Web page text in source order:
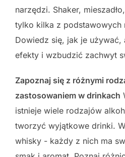
narzędzi. Shaker,
tylko kilka z podstawowych
Dowiedz się, jak je używać,
efekty i wzbudzić zachwyt
Zapoznaj się z różnymi
zastosowaniem w drinkach
istnieje wiele rodzajów
tworzyć wyjątkowe drinki.
whisky - każdy z nich ma